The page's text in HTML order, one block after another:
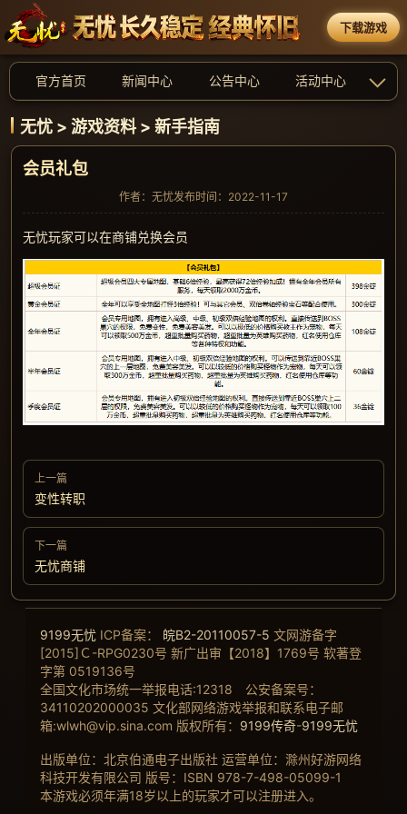
下载游戏
官方首页 新闻中心 公告中心 活动中心
无忧 > 游戏资料 > 新手指南
会员礼包
作者：无忧发布时间：2022-11-17
无忧玩家可以在商铺兑换会员
上一篇
变性转职
下一篇
无忧商铺
9199无忧 ICP备案： 皖B2-20110057-5 文网游备字
[2015]Ｃ-RPG0230号 新广出审【2018】1769号 软著登
字第 0519136号
全国文化市场统一举报电话:12318 公安备案号：
34110202000035 文化部网络游戏举报和联系电子邮
箱:wlwh@vip.sina.com 版权所有： 9199传奇-9199无忧
出版单位：北京伯通电子出版社 运营单位：滁州好游网络
科技开发有限公司 版号：ISBN 978-7-498-05099-1
本游戏必须年满18岁以上的玩家才可以注册进入。